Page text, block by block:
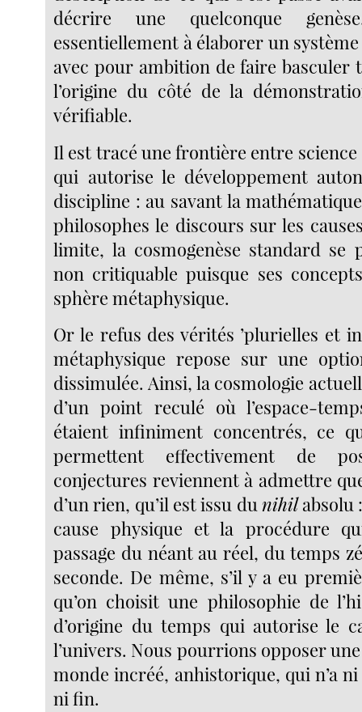
décrire une quelconque
essentiellement à élaborer un
avec pour ambition de faire basculer
l’origine du côté de la
vérifiable.
Il est tracé une frontière entre
qui autorise le développement
discipline : au savant la
philosophes le discours sur les
limite, la cosmogenèse standard se
non critiquable puisque ses
sphère métaphysique.
Or le refus des vérités ’plurielles et
métaphysique repose sur une
dissimulée. Ainsi, la cosmologie
d’un point reculé où l’espace-
étaient infiniment concentrés, ce
permettent effectivement de
conjectures reviennent à admettre
d’un rien, qu’il est issu dunihilabsolu
cause physique et la procédure
passage du néant au réel, du temps
seconde. De même, s’il y a eu
qu’on choisit une philosophie de
d’origine du temps qui autorise le
l’univers. Nous pourrions opposer
monde incréé, anhistorique, qui n’a
ni fin.